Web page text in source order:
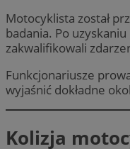
Motocyklista został
badania. Po
zakwalifikowali
Funkcjonariusze
wyjaśnić dokładne
Kolizja